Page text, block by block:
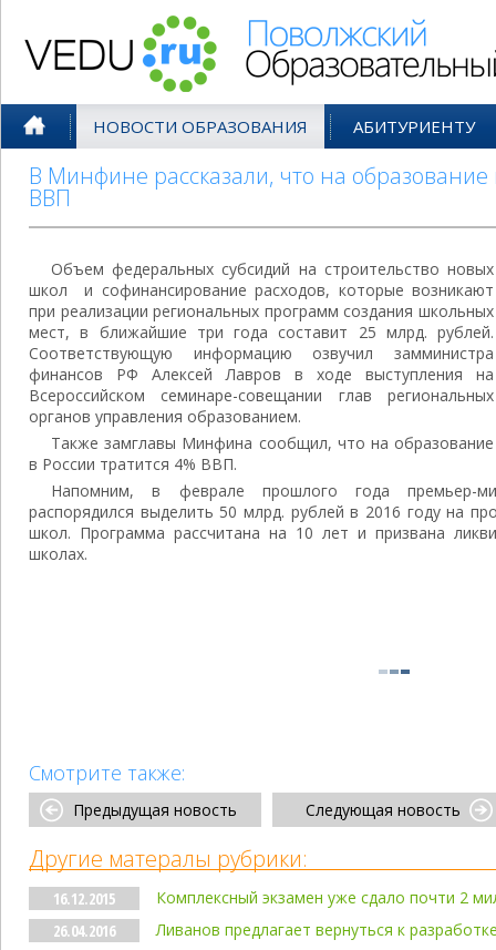
НОВОСТИ ОБРАЗОВАНИЯ АБИТУРИЕНТУ
В Минфине рассказали, что на образование
ВВП
Объем федеральных субсидий на строительство новых
школ и софинансирование расходов, которые возникают
при реализации региональных программ создания школьных
мест, в ближайшие три года составит 25 млрд. рублей.
Соответствующую информацию озвучил замминистра
финансов РФ Алексей Лавров в ходе выступления на
Всероссийском семинаре-совещании глав региональных
органов управления образованием.
Также замглавы Минфина сообщил, что на образование
в России тратится 4% ВВП.
Напомним, в феврале прошлого года премьер-
распорядился выделить 50 млрд. рублей в 2016 году на
школ. Программа рассчитана на 10 лет и призвана
школах.
Смотрите также:
Предыдущая новость Следующая новость
Другие матералы рубрики:
16.12.2015
Комплексный экзамен уже сдало почти 2
26.04.2016
Ливанов предлагает вернуться к